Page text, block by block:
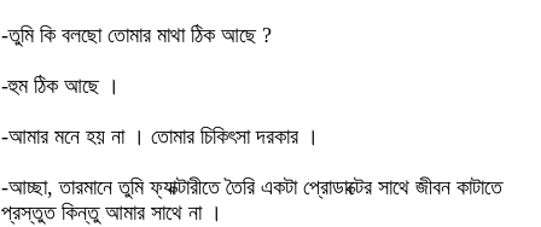
-তুমি কি বলছো তোমার মাথা ঠিক আছে ?
-হুম ঠিক আছে ।
-আমার মনে হয় না । তোমার চিকিৎসা দরকার ।
-আচ্ছা, তারমানে তুমি ফ্যাক্টারীতে তৈরি একটা প্রোডাক্টের সাথে জীবন কাটাতে
প্রস্তুত কিন্তু আমার সাথে না ।